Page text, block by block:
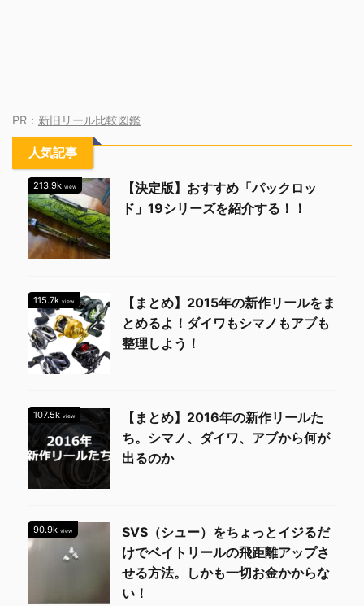
PR： 新旧リール比較図鑑
人気記事
213.9k view
【決定版】おすすめ「パックロッ
ド」19シリーズを紹介する！！
115.7k view
【まとめ】2015年の新作リールをま
とめるよ！ダイワもシマノもアブも
整理しよう！
107.5k view
【まとめ】2016年の新作リールた
ち。シマノ、ダイワ、アブから何が
出るのか
90.9k view
SVS（シュー）をちょっとイジるだ
けでベイトリールの飛距離アップさ
せる方法。しかも一切お金かからな
い！